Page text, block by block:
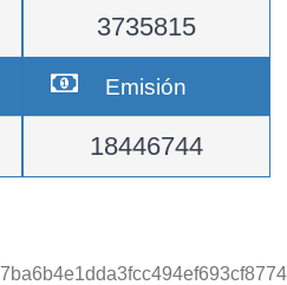
3735815
Emisión
18446744